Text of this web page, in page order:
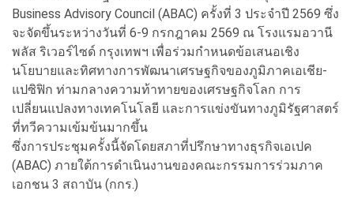
Business Advisory Council (ABAC) ครั้งที่ 3 ประจำปี 2569 ซึ่ง
จะจัดขึ้นระหว่างวันที่ 6-9 กรกฎาคม 2569 ณ โรงแรมอวานี
พลัส ริเวอร์ไซด์ กรุงเทพฯ เพื่อร่วมกำหนดข้อเสนอเชิง
นโยบายและทิศทางการพัฒนาเศรษฐกิจของภูมิภาคเอเชีย-
แปซิฟิก ท่ามกลางความท้าทายของเศรษฐกิจโลก การ
เปลี่ยนแปลงทางเทคโนโลยี และการแข่งขันทางภูมิรัฐศาสตร์
ที่ทวีความเข้มข้นมากขึ้น
ซึ่งการประชุมครั้งนี้จัดโดยสภาที่ปรึกษาทางธุรกิจเอเปค
(ABAC) ภายใต้การดำเนินงานของคณะกรรมการร่วมภาค
เอกชน 3 สถาบัน (กกร.)